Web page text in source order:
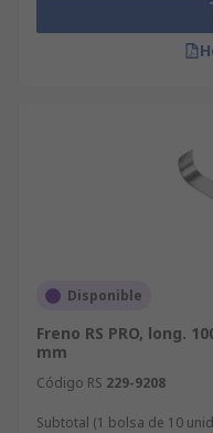
Disponible
Freno RS PRO, long.
mm
Código RS 229-9208
Subtotal (1 bolsa de 10